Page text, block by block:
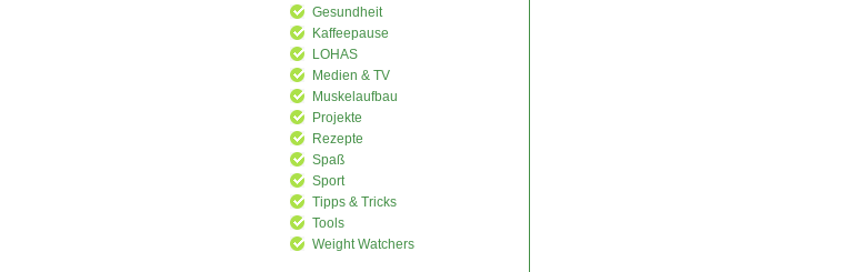
Gesundheit
Kaffeepause
LOHAS
Medien & TV
Muskelaufbau
Projekte
Rezepte
Spaß
Sport
Tipps & Tricks
Tools
Weight Watchers